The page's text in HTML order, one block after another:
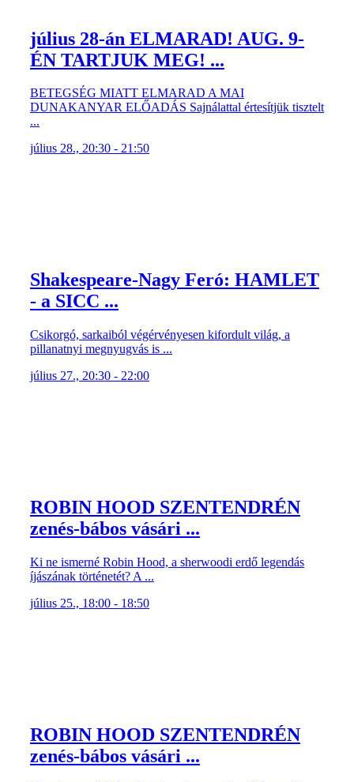
július 28-án ELMARAD! AUG. 9-
ÉN TARTJUK MEG! ...
BETEGSÉG MIATT ELMARAD A MAI
DUNAKANYAR ELŐADÁS Sajnálattal értesítjük tisztelt
...
július 28., 20:30 - 21:50
Shakespeare-Nagy Feró: HAMLET
- a SICC ...
Csikorgó, sarkaiból végérvényesen kifordult világ, a
pillanatnyi megnyugvás is ...
július 27., 20:30 - 22:00
ROBIN HOOD SZENTENDRÉN
zenés-bábos vásári ...
Ki ne ismerné Robin Hood, a sherwoodi erdő legendás
íjászának történetét? A ...
július 25., 18:00 - 18:50
ROBIN HOOD SZENTENDRÉN
zenés-bábos vásári ...